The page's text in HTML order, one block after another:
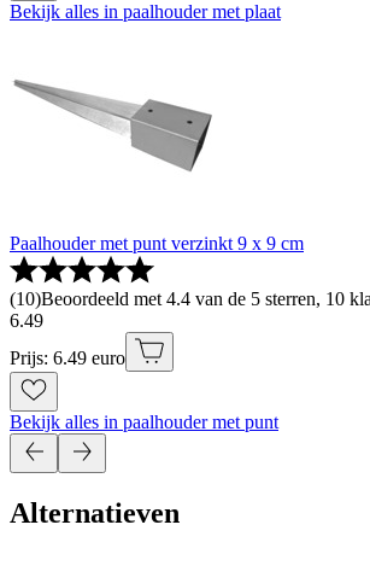
Bekijk alles in paalhouder met plaat
Paalhouder met punt verzinkt 9 x 9 cm
(10)Beoordeeld met 4.4 van de 5 sterren, 10
6.49
Prijs: 6.49 euro
Bekijk alles in paalhouder met punt
Alternatieven